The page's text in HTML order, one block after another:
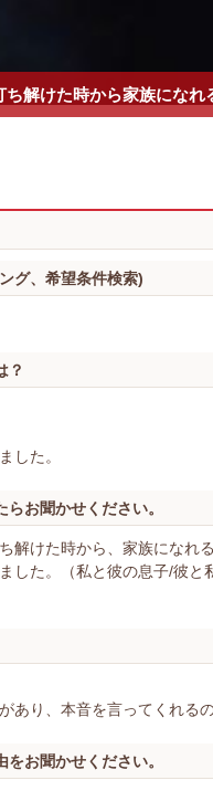
解けた時から家族になれ
グ、希望条件検索)
？
した。
お聞かせください。
けた時から、家族になれ
した。（私と彼の息子/彼
り、本音を言ってくれる
お聞かせください。